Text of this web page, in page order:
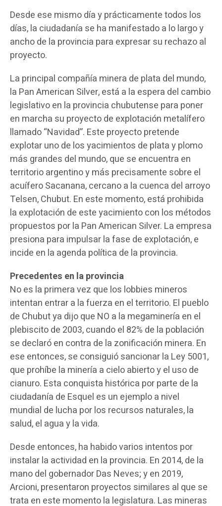
Desde ese mismo día y prácticamente todos los
días, la ciudadanía se ha manifestado a lo largo y
ancho de la provincia para expresar su rechazo al
proyecto.
La principal compañía minera de plata del mundo,
la Pan American Silver, está a la espera del cambio
legislativo en la provincia chubutense para poner
en marcha su proyecto de explotación metalífero
llamado “Navidad”. Este proyecto pretende
explotar uno de los yacimientos de plata y plomo
más grandes del mundo, que se encuentra en
territorio argentino y más precisamente sobre el
acuífero Sacanana, cercano a la cuenca del arroyo
Telsen, Chubut. En este momento, está prohibida
la explotación de este yacimiento con los métodos
propuestos por la Pan American Silver. La empresa
presiona para impulsar la fase de explotación, e
incide en la agenda política de la provincia.
Precedentes en la provincia
No es la primera vez que los lobbies mineros
intentan entrar a la fuerza en el territorio. El pueblo
de Chubut ya dijo que NO a la megaminería en el
plebiscito de 2003, cuando el 82% de la población
se declaró en contra de la zonificación minera. En
ese entonces, se consiguió sancionar la Ley 5001,
que prohíbe la minería a cielo abierto y el uso de
cianuro. Esta conquista histórica por parte de la
ciudadanía de Esquel es un ejemplo a nivel
mundial de lucha por los recursos naturales, la
salud, el agua y la vida.
Desde entonces, ha habido varios intentos por
instalar la actividad en la provincia. En 2014, de la
mano del gobernador Das Neves; y en 2019,
Arcioni, presentaron proyectos similares al que se
trata en este momento la legislatura. Las mineras